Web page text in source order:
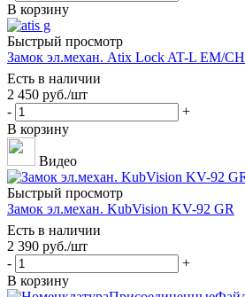
В корзину
Быстрый просмотр
Замок эл.механ. Atix Lock AT-L EM/CH
Есть в наличии
2 450 руб./шт
-
+
В корзину
Видео
Быстрый просмотр
Замок эл.механ. KubVision KV-92 GR
Есть в наличии
2 390 руб./шт
-
+
В корзину